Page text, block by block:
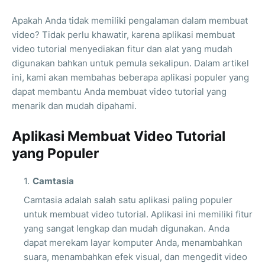
Apakah Anda tidak memiliki pengalaman dalam membuat
video? Tidak perlu khawatir, karena aplikasi membuat
video tutorial menyediakan fitur dan alat yang mudah
digunakan bahkan untuk pemula sekalipun. Dalam artikel
ini, kami akan membahas beberapa aplikasi populer yang
dapat membantu Anda membuat video tutorial yang
menarik dan mudah dipahami.
Aplikasi Membuat Video Tutorial
yang Populer
Camtasia
Camtasia adalah salah satu aplikasi paling populer
untuk membuat video tutorial. Aplikasi ini memiliki fitur
yang sangat lengkap dan mudah digunakan. Anda
dapat merekam layar komputer Anda, menambahkan
suara, menambahkan efek visual, dan mengedit video